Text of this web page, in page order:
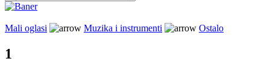
Mali oglasi Muzika i instrumenti Ostalo
1